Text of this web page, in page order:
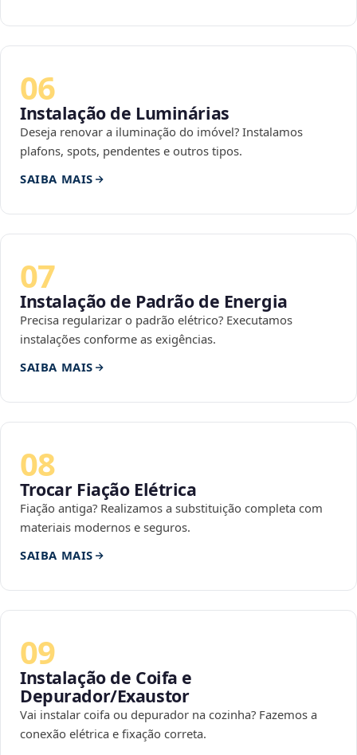
06
Instalação de Luminárias
Deseja renovar a iluminação do imóvel? Instalamos
plafons, spots, pendentes e outros tipos.
SAIBA MAIS
07
Instalação de Padrão de Energia
Precisa regularizar o padrão elétrico? Executamos
instalações conforme as exigências.
SAIBA MAIS
08
Trocar Fiação Elétrica
Fiação antiga? Realizamos a substituição completa com
materiais modernos e seguros.
SAIBA MAIS
09
Instalação de Coifa e
Depurador/Exaustor
Vai instalar coifa ou depurador na cozinha? Fazemos a
conexão elétrica e fixação correta.